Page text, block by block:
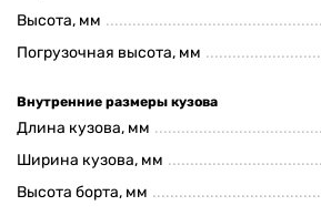
Высота, мм
Погрузочная высота, мм
Внутренние размеры кузова
Длина кузова, мм
Ширина кузова, мм
Высота борта, мм